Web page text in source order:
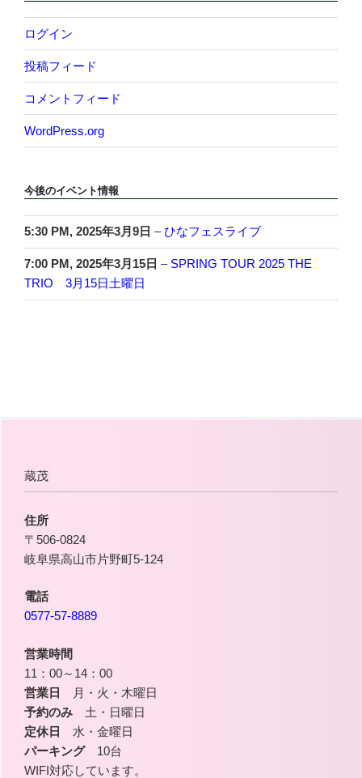
ログイン
投稿フィード
コメントフィード
WordPress.org
今後のイベント情報
5:30 PM, 2025年3月9日 –ひなフェスライブ
7:00 PM, 2025年3月15日 – SPRING TOUR 2025 THE
TRIO 3月15日土曜日
蔵茂
住所
〒506-0824
岐阜県高山市片野町5-124
電話
0577-57-8889
営業時間
11：00～14：00
営業日
月・火・木曜日
予約のみ 土・日曜日
定休日
水・金曜日
パーキング10台
WIFI対応しています。